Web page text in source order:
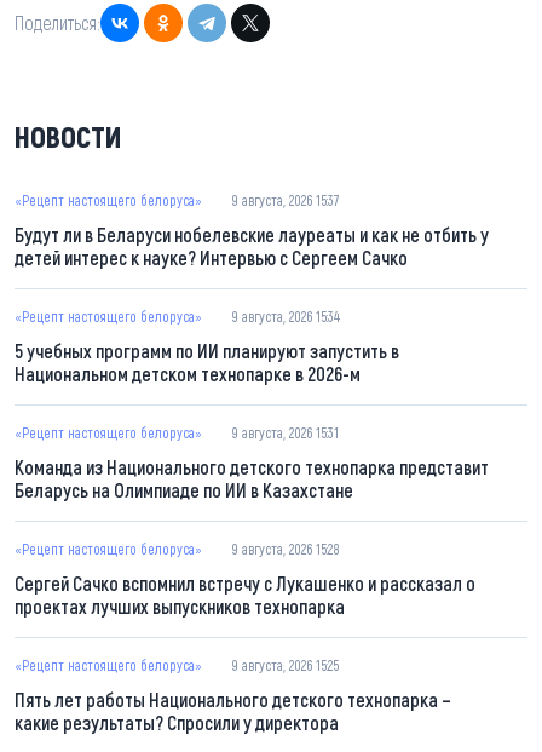
Поделиться:
НОВОСТИ
«Рецепт настоящего белоруса» 9 августа, 2026 15:37
Будут ли в Беларуси нобелевские лауреаты и как не отбить у
детей интерес к науке? Интервью с Сергеем Сачко
«Рецепт настоящего белоруса» 9 августа, 2026 15:34
5 учебных программ по ИИ планируют запустить в
Национальном детском технопарке в 2026-м
«Рецепт настоящего белоруса» 9 августа, 2026 15:31
Команда из Национального детского технопарка представит
Беларусь на Олимпиаде по ИИ в Казахстане
«Рецепт настоящего белоруса» 9 августа, 2026 15:28
Сергей Сачко вспомнил встречу с Лукашенко и рассказал о
проектах лучших выпускников технопарка
«Рецепт настоящего белоруса» 9 августа, 2026 15:25
Пять лет работы Национального детского технопарка –
какие результаты? Спросили у директора